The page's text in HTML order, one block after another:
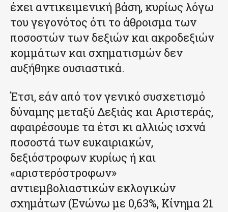
έχει αντικειμενική βάση, κυρίως λόγω
του γεγονότος ότι το άθροισμα των
ποσοστών των δεξιών και ακροδεξιών
κομμάτων και σχηματισμών δεν
αυξήθηκε ουσιαστικά.
Έτσι, εάν από τον γενικό συσχετισμό
δύναμης μεταξύ Δεξιάς και Αριστεράς,
αφαιρέσουμε τα έτσι κι αλλιώς ισχνά
ποσοστά των ευκαιριακών,
δεξιόστροφων κυρίως ή και
«αριστερόστροφων»
αντιεμβολιαστικών εκλογικών
σχημάτων (Ενώνω με 0,63%, Κίνημα 21